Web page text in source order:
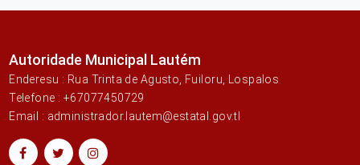
Autoridade Municipal Lautém
Enderesu : Rua Trinta de Agusto, Fuiloru, Lospalos
Telefone : +67077450729
Email : administrador.lautem@estatal.gov.tl